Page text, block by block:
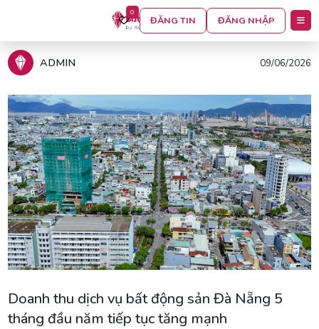
0
ĐĂNG TIN ĐĂNG NHẬP
ADMIN 09/06/2026
Doanh thu dịch vụ bất động sản Đà Nẵng 5
tháng đầu năm tiếp tục tăng mạnh